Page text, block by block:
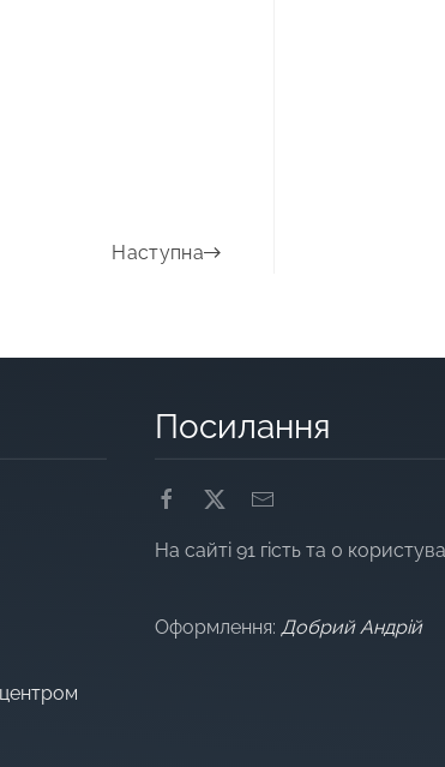
Наступна
Посилання
На сайті 91 гість та 0
Оформлення:Добрий Андрій